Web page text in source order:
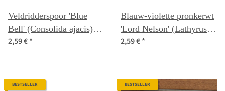
Veldridderspoor 'Blue
Bell' (Consolida ajacis)
zaden
2,59 €*
Blauw-violette pronkerwt
'Lord Nelson' (Lathyrus
odoratus) zaden
2,59 €*
BESTSELLER BESTSELLER